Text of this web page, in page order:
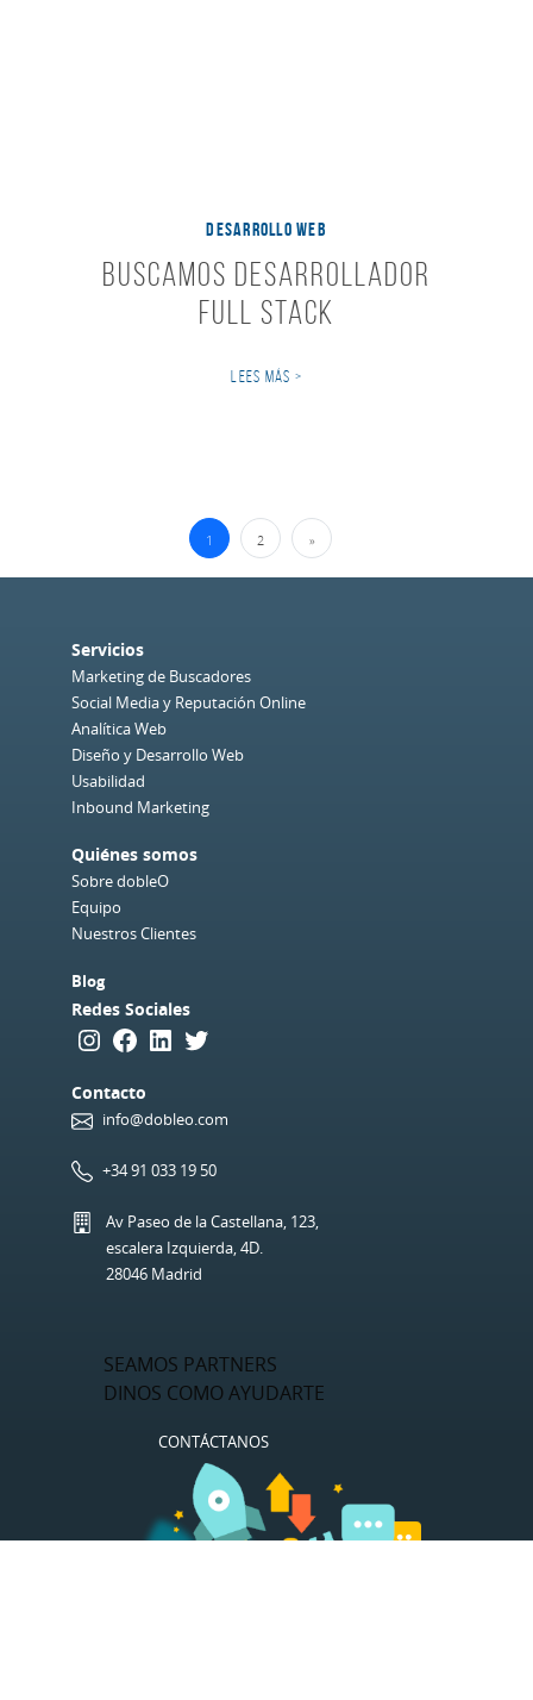
DESARROLLO WEB
Buscamos Desarrollador
Full Stack
LEES MÁS >
Navegación de Entradas
1 2 »
Servicios
Marketing de Buscadores
Social Media y Reputación Online
Analítica Web
Diseño y Desarrollo Web
Usabilidad
Inbound Marketing
Quiénes somos
Sobre dobleO
Equipo
Nuestros Clientes
Blog
Redes Sociales
Instagram Facebook LinkedIn Twitter
Contacto
info@dobleo.com
+34 91 033 19 50
Av Paseo de la Castellana, 123,
escalera Izquierda, 4D.
28046 Madrid
SEAMOS PARTNERS
DINOS COMO AYUDARTE
CONTÁCTANOS